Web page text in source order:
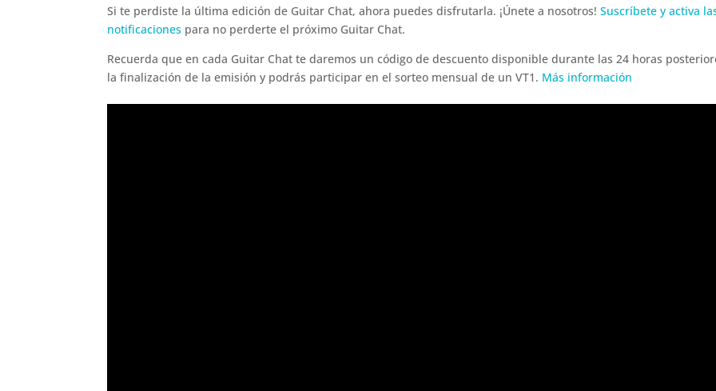
Si te perdiste la última edición de Guitar Chat, ahora puedes disfrutarla. ¡Únete a nosotros!Suscríbete y activa
notificaciones para no perderte el próximo Guitar Chat.
Recuerda que en cada Guitar Chat te daremos un código de descuento disponible durante las 24 horas
la finalización de la emisión y podrás participar en el sorteo mensual de un VT1. Más información